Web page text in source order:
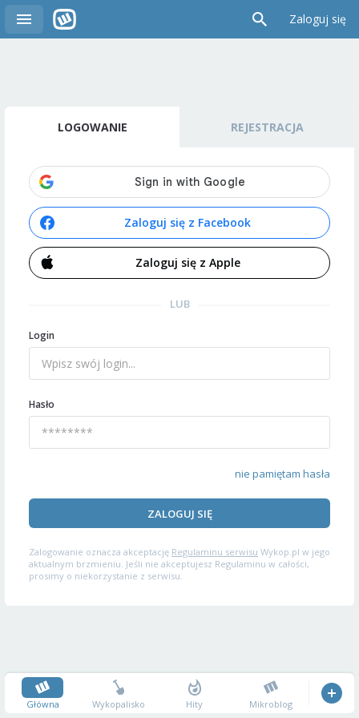
Zaloguj się
LOGOWANIE REJESTRACJA
Zaloguj się z Facebook
Zaloguj się z Apple
LUB
Login
Hasło
nie pamiętam hasła
ZALOGUJ SIĘ
Zalogowanie oznacza akceptację Regulaminu serwisu Wykop.pl w jego
aktualnym brzmieniu. Jeśli nie akceptujesz Regulaminu w całości,
prosimy o niekorzystanie z serwisu.
Główna Wykopalisko Hity Mikroblog